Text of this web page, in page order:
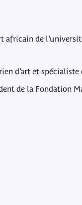
africain de
d’art et spécialiste
de la Fondation